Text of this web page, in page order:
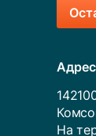
На